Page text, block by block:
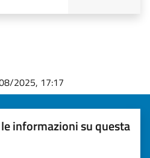
2025, 17:17
informazioni su questa